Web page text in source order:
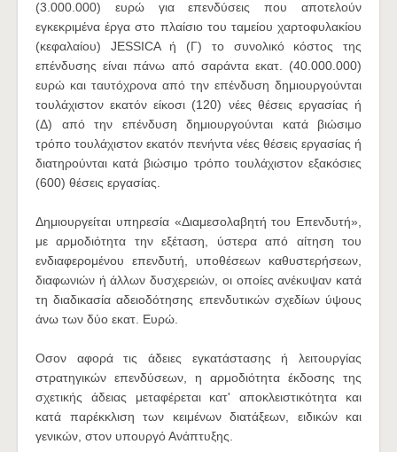
(3.000.000) ευρώ για επενδύσεις που αποτελούν
εγκεκριμένα έργα στο πλαίσιο του ταμείου χαρτοφυλακίου
(κεφαλαίου) JESSICA ή (Γ) το συνολικό κόστος της
επένδυσης είναι πάνω από σαράντα εκατ. (40.000.000)
ευρώ και ταυτόχρονα από την επένδυση δημιουργούνται
τουλάχιστον εκατόν είκοσι (120) νέες θέσεις εργασίας ή
(Δ) από την επένδυση δημιουργούνται κατά βιώσιμο
τρόπο τουλάχιστον εκατόν πενήντα νέες θέσεις εργασίας ή
διατηρούνται κατά βιώσιμο τρόπο τουλάχιστον εξακόσιες
(600) θέσεις εργασίας.
Δημιουργείται υπηρεσία «Διαμεσολαβητή του Επενδυτή»,
με αρμοδιότητα την εξέταση, ύστερα από αίτηση του
ενδιαφερομένου επενδυτή, υποθέσεων καθυστερήσεων,
διαφωνιών ή άλλων δυσχερειών, οι οποίες ανέκυψαν κατά
τη διαδικασία αδειοδότησης επενδυτικών σχεδίων ύψους
άνω των δύο εκατ. Ευρώ.
Οσον αφορά τις άδειες εγκατάστασης ή λειτουργίας
στρατηγικών επενδύσεων, η αρμοδιότητα έκδοσης της
σχετικής άδειας μεταφέρεται κατ' αποκλειστικότητα και
κατά παρέκκλιση των κειμένων διατάξεων, ειδικών και
γενικών, στον υπουργό Ανάπτυξης.